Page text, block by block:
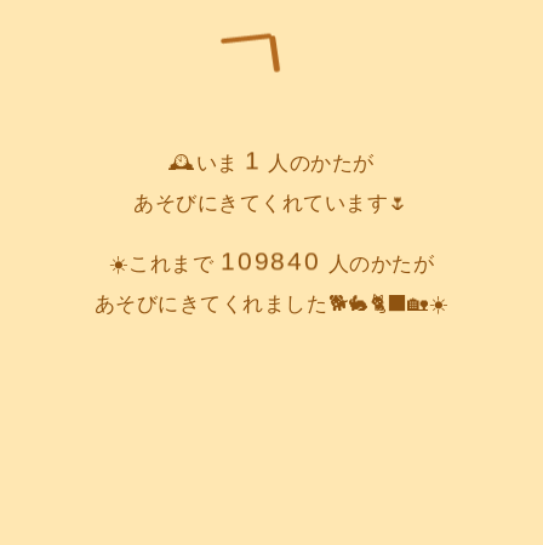
🕰️いま 1
人のかたが
あそびにきてくれています🌷
☀️これまで 109840
人のかたが
あそびにきてくれました🐕️🐇🐈‍⬛🏡☀️